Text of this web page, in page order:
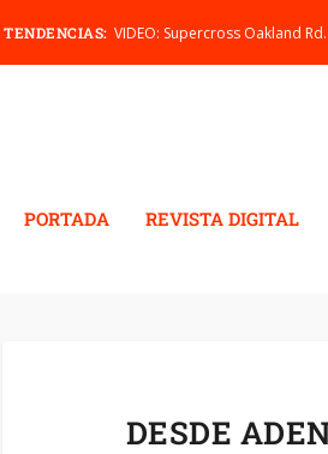
TENDENCIAS: VIDEO: Supercross Oakland
PORTADA REVISTA DIGITAL
DESDE